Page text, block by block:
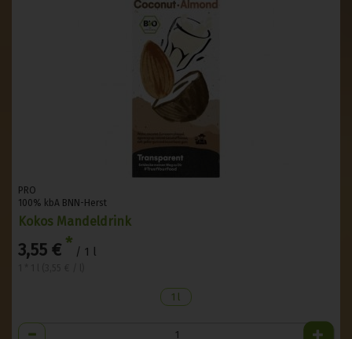
PRO
100% kbA BNN-Herst
Kokos Mandeldrink
3,55 € * / 1 l
1 l
Anzahl